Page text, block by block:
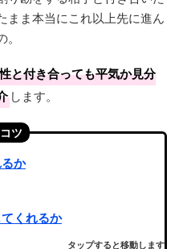
まま本当にこれ以上先に進ん
と付き合っても平気か見分
します。
ツ
か
くれるか
タップすると移動します